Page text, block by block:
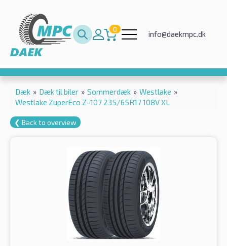
0
info@daekmpc.dk
Dæk » Dæk til biler » Sommerdæk » Westlake »
Westlake ZuperEco Z-107 235/65R17 108V XL
❮ Back to overview